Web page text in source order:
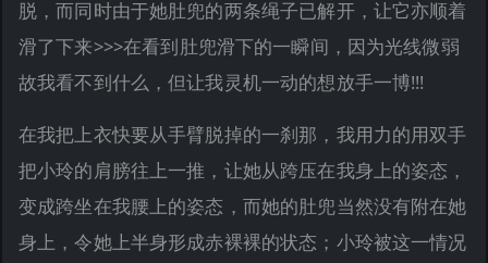
脱，而同时由于她肚兜的两条绳子已解开，让它亦顺着
滑了下来>>>在看到肚兜滑下的一瞬间，因为光线微弱
故我看不到什么，但让我灵机一动的想放手一博!!!
在我把上衣快要从手臂脱掉的一刹那，我用力的用双手
把小玲的肩膀往上一推，让她从跨压在我身上的姿态，
变成跨坐在我腰上的姿态，而她的肚兜当然没有附在她
身上，令她上半身形成赤裸裸的状态；小玲被这一情况